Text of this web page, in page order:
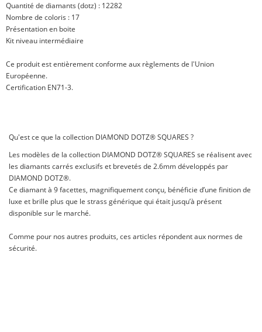
Quantité de diamants (dotz) : 12282
Nombre de coloris : 17
Présentation en boite
Kit niveau intermédiaire
Ce produit est entièrement conforme aux règlements de l'Union
Européenne.
Certification EN71-3.
Qu'est ce que la collection DIAMOND DOTZ® SQUARES ?
Les modèles de la collection DIAMOND DOTZ® SQUARES se réalisent avec
les diamants carrés exclusifs et brevetés de 2.6mm développés par
DIAMOND DOTZ®.
Ce diamant à 9 facettes, magnifiquement conçu, bénéficie d’une finition de
luxe et brille plus que le strass générique qui était jusqu’à présent
disponible sur le marché.
Comme pour nos autres produits, ces articles répondent aux normes de
sécurité.